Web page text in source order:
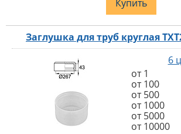
Купить
Заглушка для труб круглая
6
от 1
от 100
от 500
от 1000
от 5000
от 10000